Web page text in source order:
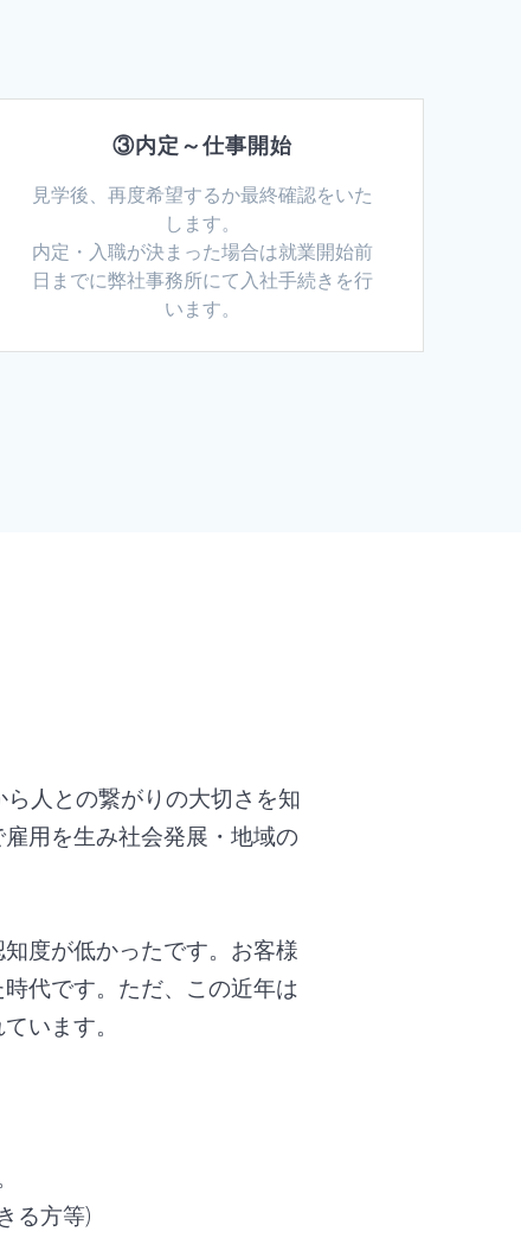
③内定～仕事開始
見学後、再度希望するか最終確認をいた
します。
内定・入職が決まった場合は就業開始前
日までに弊社事務所にて入社手続きを行
います。
人との繋がりの大切さを知
用を生み社会発展・地域の
度が低かったです。お客様
代です。ただ、この近年は
います。
る方等)